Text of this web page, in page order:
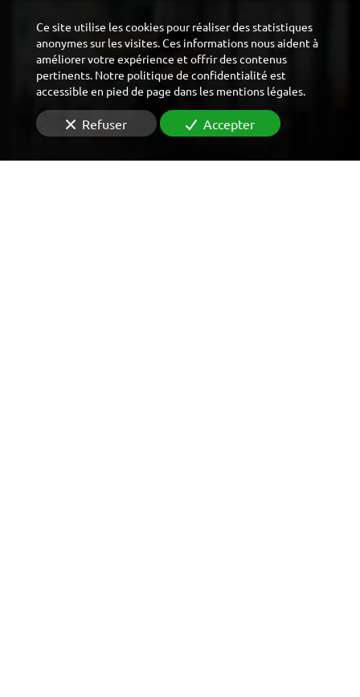
Ce site utilise les cookies pour réaliser des statistiques
anonymes sur les visites. Ces informations nous aident à
améliorer votre expérience et offrir des contenus
pertinents. Notre politique de confidentialité est
accessible en pied de page dans les mentions légales.
Refuser Accepter